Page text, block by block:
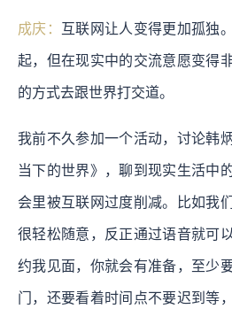
成庆： 互联网让人变得更加孤独
起，但在现实中的交流意愿变得
的方式去跟世界打交道。
我前不久参加一个活动，讨论韩
当下的世界》，聊到现实生活中
会里被互联网过度削减。比如我
很轻松随意，反正通过语音就可
约我见面，你就会有准备，至少
门，还要看着时间点不要迟到等